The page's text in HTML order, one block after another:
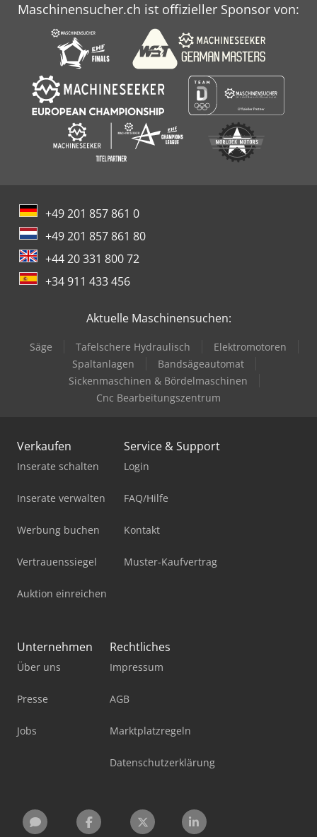
Maschinensucher.ch ist offizieller Sponsor von:
+49 201 857 861 0
+49 201 857 861 80
+44 20 331 800 72
+34 911 433 456
Aktuelle Maschinensuchen:
Säge Tafelschere Hydraulisch
Elektromotoren
Spaltanlagen
Bandsägeautomat
Sickenmaschinen & Bördelmaschinen
Cnc Bearbeitungszentrum
Verkaufen
Inserate schalten
Inserate verwalten
Werbung buchen
Vertrauenssiegel
Auktion einreichen
Service & Support
Login
FAQ/Hilfe
Kontakt
Muster-Kaufvertrag
Unternehmen
Über uns
Presse
Jobs
Rechtliches
Impressum
AGB
Marktplatzregeln
Datenschutzerklärung